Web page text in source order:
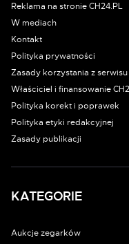
Reklama na stronie CH24.PL
W mediach
Kontakt
Polityka prywatności
Zasady korzystania z serwisu
Właściciel i finansowanie
Polityka korekt i poprawek
Polityka etyki redakcyjnej
Zasady publikacji
KATEGORIE
Aukcje zegarków